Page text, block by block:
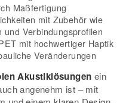
Maßfertigung
mit Zubehör wie
Verbindungsprofilen
mit hochwertiger Haptik
Veränderungen
Akustiklösungen ein
angenehm ist – mit